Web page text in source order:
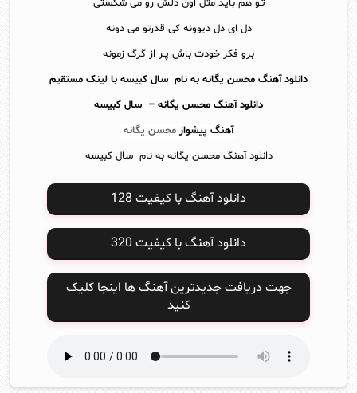
تـو هم باید مثل اون دلش رو می شکستی
دل ای دل دیوونه کی قدرتو می دونه
برو فکر خودت باش پـر از گرگ زمونه
دانلود آهنگ محسن یگانه به نام سال کبیسه با لینک مستقیم
دانلود آهنگ محسن یگانه – سال کبیسه
آهنگ پیشواز محسن یگانه
دانلود آهنگ محسن یگانه به نام سال کبیسه
دانلود آهنگ با کیفیت 128
دانلود آهنگ با کیفیت 320
جهت دریافت جدیدترین آهنگ ها اینجا کلیک
کنید